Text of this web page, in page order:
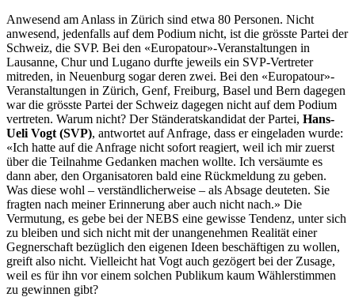
Anwesend am Anlass in Zürich sind etwa 80 Personen. Nicht
anwesend, jedenfalls auf dem Podium nicht, ist die grösste Partei der
Schweiz, die SVP. Bei den «Europatour»-Veranstaltungen in
Lausanne, Chur und Lugano durfte jeweils ein SVP-Vertreter
mitreden, in Neuenburg sogar deren zwei. Bei den «Europatour»-
Veranstaltungen in Zürich, Genf, Freiburg, Basel und Bern dagegen
war die grösste Partei der Schweiz dagegen nicht auf dem Podium
vertreten. Warum nicht? Der Ständeratskandidat der Partei, Hans-
Ueli Vogt (SVP), antwortet auf Anfrage, dass er eingeladen wurde:
«Ich hatte auf die Anfrage nicht sofort reagiert, weil ich mir zuerst
über die Teilnahme Gedanken machen wollte. Ich versäumte es
dann aber, den Organisatoren bald eine Rückmeldung zu geben.
Was diese wohl – verständlicherweise – als Absage deuteten. Sie
fragten nach meiner Erinnerung aber auch nicht nach.» Die
Vermutung, es gebe bei der NEBS eine gewisse Tendenz, unter sich
zu bleiben und sich nicht mit der unangenehmen Realität einer
Gegnerschaft bezüglich den eigenen Ideen beschäftigen zu wollen,
greift also nicht. Vielleicht hat Vogt auch gezögert bei der Zusage,
weil es für ihn vor einem solchen Publikum kaum Wählerstimmen
zu gewinnen gibt?